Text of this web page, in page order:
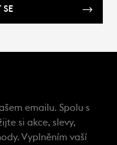
SE
emailu. Spolu s
si akce, slevy,
Vyplněním vaší